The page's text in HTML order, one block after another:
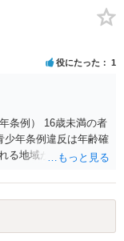
役にたった 1
条例） 16歳未満の者
少年条例違反は年齢確
る地域があるので、